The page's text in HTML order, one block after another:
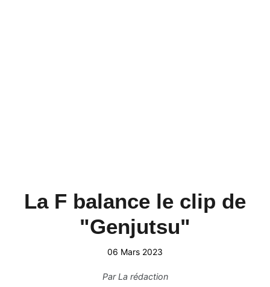
La F balance le clip de
"Genjutsu"
06 Mars 2023
ParLa rédaction